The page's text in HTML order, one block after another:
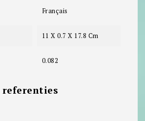
Français
11 X 0.7 X 17.8 Cm
0.082
referenties